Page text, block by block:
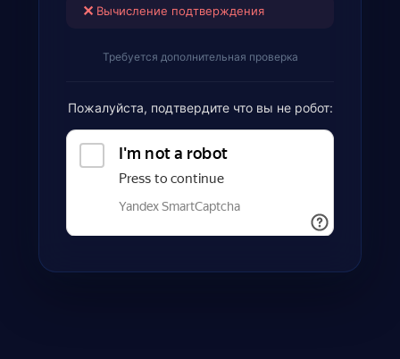
✕ Вычисление подтверждения
Требуется дополнительная проверка
Пожалуйста, подтвердите что вы не робот: